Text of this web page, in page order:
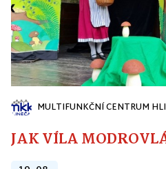
MULTIFUNKČNÍ CENTRUM
JAK VÍLA